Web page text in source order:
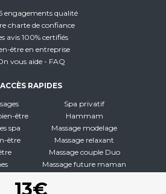
13€
engagements qualité
charte de confiance
avis 100% certifiés
être en entreprise
vous aide - FAQ
ACCÈS RAPIDES
être
spa
être
Spa privatif
Hammam
Massage modelage
Massage relaxant
Massage couple Duo
Massage future maman